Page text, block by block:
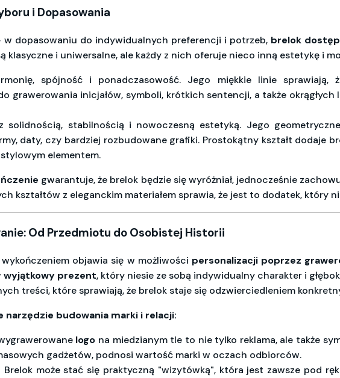
i Dopasowania
w dopasowaniu do indywidualnych preferencji i potrzeb, brelok
klasyczne i uniwersalne, ale każdy z nich oferuje nieco inną estetykę i
spójność i ponadczasowość. Jego miękkie linie
grawerowania inicjałów, symboli, krótkich sentencji, a także
solidnością, stabilnością i nowoczesną estetyką. Jego
daty, czy bardziej rozbudowane grafiki. Prostokątny kształt dodaje
elementem.
gwarantuje, że brelok będzie się wyróżniał, jednocześnie
kształtów z eleganckim materiałem sprawia, że jest to dodatek, który
Od Przedmiotu do Osobistej Historii
objawia się w możliwości personalizacji poprzez
wyjątkowy prezent, który niesie ze sobą indywidualny charakter i
treści, które sprawiają, że brelok staje się odzwierciedleniem
budowania marki i relacji:
logo na miedzianym tle to nie tylko reklama, ale także
gadżetów, podnosi wartość marki w oczach odbiorców.
Brelok może stać się praktyczną "wizytówką", która jest zawsze pod